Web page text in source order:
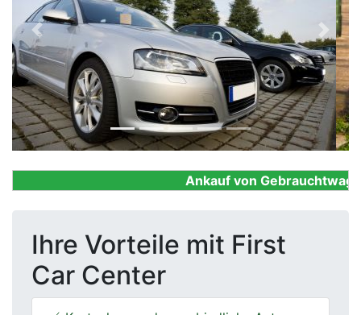
Previous Next
Ankauf von
Ihre Vorteile mit First
Car Center